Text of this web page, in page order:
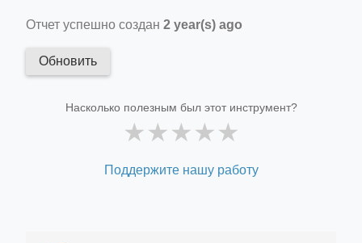
Отчет успешно создан 2 year(s) ago
Обновить
Насколько полезным был этот инструмент?
★★★★★
Поддержите нашу работу